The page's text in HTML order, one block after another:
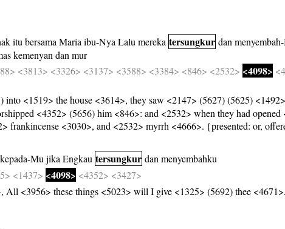
itu bersama Maria ibu-Nya Lalu mereka tersungkur dan
kemenyan dan mur
<3813> <3326> <3137> <3588> <3384> <846> <2532> <4098>
<1519> the house <3614>, they saw <2147> (5627) (5625)
<4352> (5656) him <846>: and <2532> when they had
frankincense <3030>, and <2532> myrrh <4666>. {presented: or,
kepada-Mu jika Engkau tersungkur dan menyembahku
<1437> <4098> <4352> <3427>
All <3956> these things <5023> will I give <1325> (5692) thee